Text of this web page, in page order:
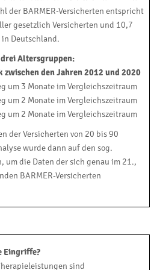
der BARMER-Versicherten entspricht
gesetzlich Versicherten und 10,7
in Deutschland.
Altersgruppen:
den Jahren 2012 und 2020
um 3 Monate im Vergleichszeitraum
um 2 Monate im Vergleichszeitraum
um 2 Monate im Vergleichszeitraum
der Versicherten von 20 bis 90
wurde dann auf den sog.
um die Daten der sich genau im 21.,
BARMER-Versicherten
Eingriffe?
sind